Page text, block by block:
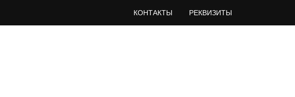
РЕКВИЗИТЫ
КОНТАКТЫ